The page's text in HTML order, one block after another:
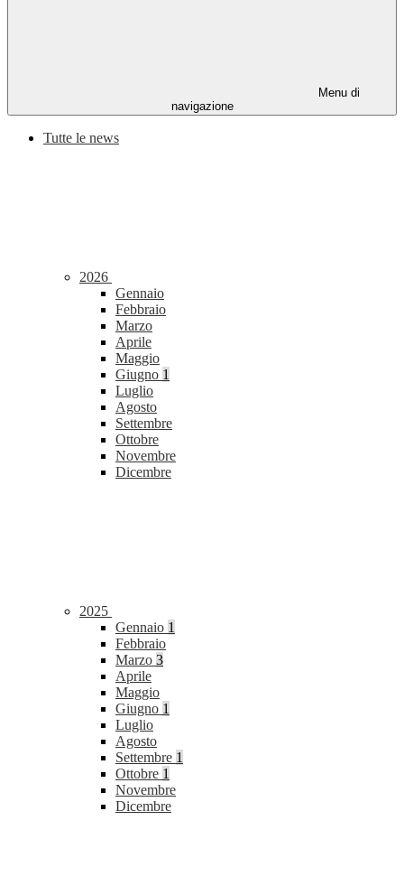
Menu di
navigazione
Tutte le news
2026
Gennaio
Febbraio
Marzo
Aprile
Maggio
Giugno 1
Luglio
Agosto
Settembre
Ottobre
Novembre
Dicembre
2025
Gennaio 1
Febbraio
Marzo 3
Aprile
Maggio
Giugno 1
Luglio
Agosto
Settembre 1
Ottobre 1
Novembre
Dicembre